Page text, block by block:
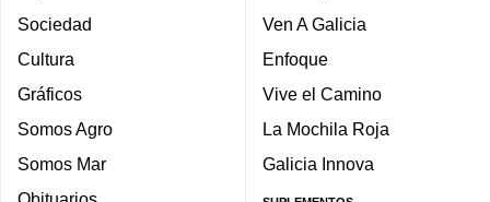
Sociedad
Cultura
Gráficos
Somos Agro
Somos Mar
Ven A Galicia
Enfoque
Vive el Camino
La Mochila Roja
Galicia Innova